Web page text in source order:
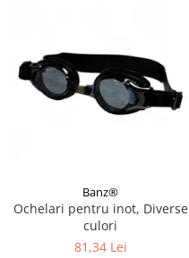
Banz®
Ochelari pentru inot, Diverse
culori
81,34 Lei